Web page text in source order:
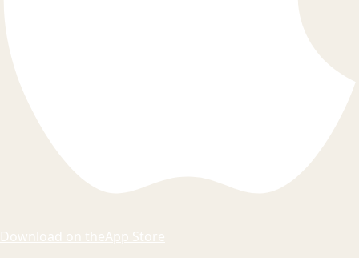
Download on theApp Store